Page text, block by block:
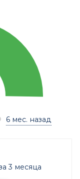
6 мес. назад
3 месяца